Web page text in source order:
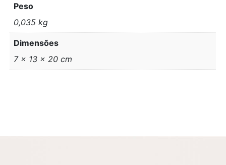
Peso
0,035 kg
Dimensões
7 × 13 × 20 cm